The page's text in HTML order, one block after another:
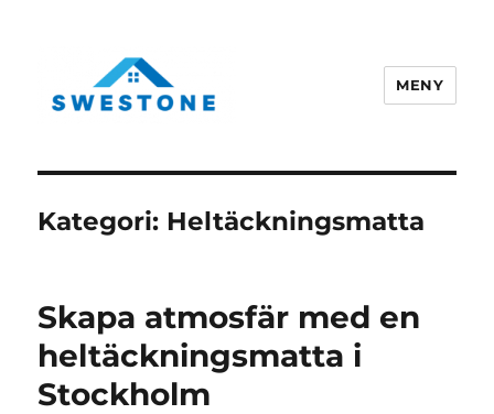
MENY
Kategori: Heltäckningsmatta
Skapa atmosfär med en
heltäckningsmatta i
Stockholm